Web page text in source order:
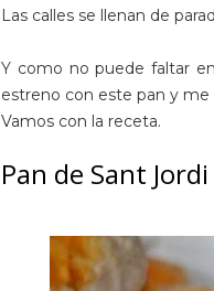
Las calles se llenan de
Y como no puede faltar
estreno con este pan y me
Vamos con la receta.
Pan de Sant Jordi